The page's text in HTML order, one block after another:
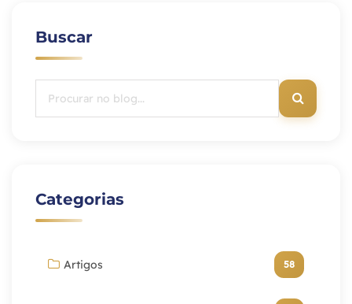
Buscar
Categorias
Artigos 58